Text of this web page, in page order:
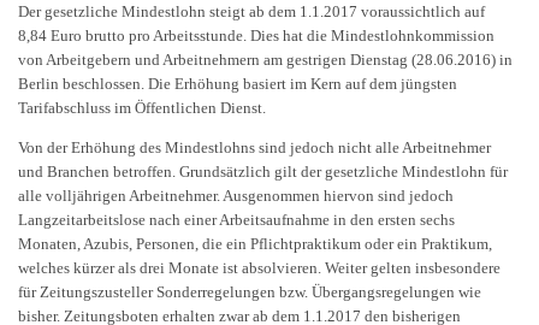
Der gesetzliche Mindestlohn steigt ab dem 1.1.2017 voraussichtlich auf
8,84 Euro brutto pro Arbeitsstunde. Dies hat die Mindestlohnkommission
von Arbeitgebern und Arbeitnehmern am gestrigen Dienstag (28.06.2016) in
Berlin beschlossen. Die Erhöhung basiert im Kern auf dem jüngsten
Tarifabschluss im Öffentlichen Dienst.
Von der Erhöhung des Mindestlohns sind jedoch nicht alle Arbeitnehmer
und Branchen betroffen. Grundsätzlich gilt der gesetzliche Mindestlohn für
alle volljährigen Arbeitnehmer. Ausgenommen hiervon sind jedoch
Langzeitarbeitslose nach einer Arbeitsaufnahme in den ersten sechs
Monaten, Azubis, Personen, die ein Pflichtpraktikum oder ein Praktikum,
welches kürzer als drei Monate ist absolvieren. Weiter gelten insbesondere
für Zeitungszusteller Sonderregelungen bzw. Übergangsregelungen wie
bisher. Zeitungsboten erhalten zwar ab dem 1.1.2017 den bisherigen